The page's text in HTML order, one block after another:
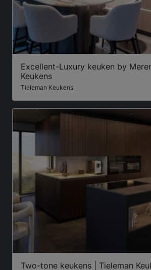
Excellent-Luxury keuken by
Keukens
Tieleman Keukens
Two-tone keukens | Tieleman